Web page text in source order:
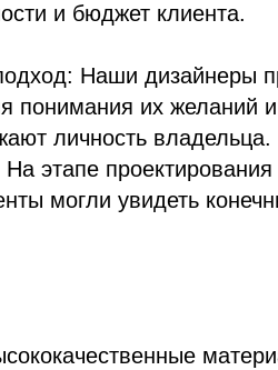
и бюджет клиента.
Наши дизайнеры
понимания их желаний
личность владельца.
На этапе
могли увидеть